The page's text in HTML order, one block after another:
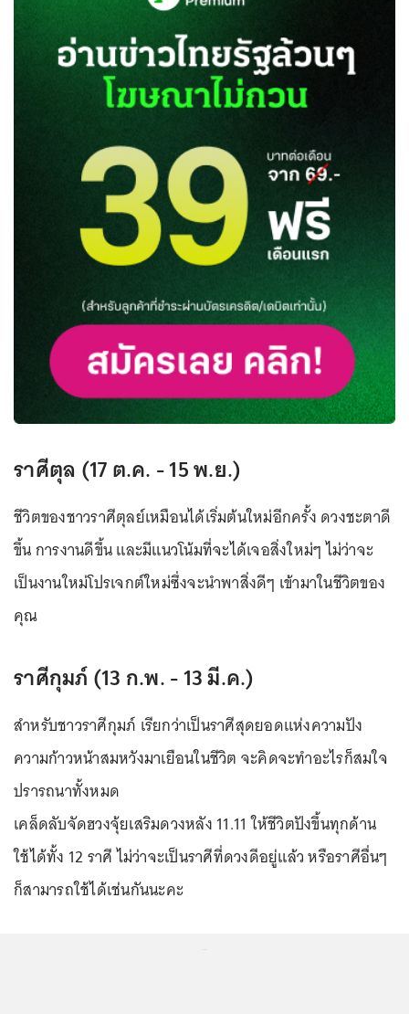
ราศีตุล (17 ต.ค. - 15 พ.ย.)
ชีวิตของชาวราศีตุลย์เหมือนได้เริ่มต้นใหม่อีกครั้ง ดวงชะตาดี
ขึ้น การงานดีขึ้น และมีแนวโน้มที่จะได้เจอสิ่งใหม่ๆ ไม่ว่าจะ
เป็นงานใหม่โปรเจกต์ใหม่ซึ่งจะนำพาสิ่งดีๆ เข้ามาในชีวิตของ
คุณ
ราศีกุมภ์ (13 ก.พ. - 13 มี.ค.)
สำหรับชาวราศีกุมภ์ เรียกว่าเป็นราศีสุดยอดแห่งความปัง
ความก้าวหน้าสมหวังมาเยือนในชีวิต จะคิดจะทำอะไรก็สมใจ
ปรารถนาทั้งหมด
เคล็ดลับจัดฮวงจุ้ยเสริมดวงหลัง 11.11 ให้ชีวิตปังขึ้นทุกด้าน
ใช้ได้ทั้ง 12 ราศี ไม่ว่าจะเป็นราศีที่ดวงดีอยู่แล้ว หรือราศีอื่นๆ
ก็สามารถใช้ได้เช่นกันนะคะ